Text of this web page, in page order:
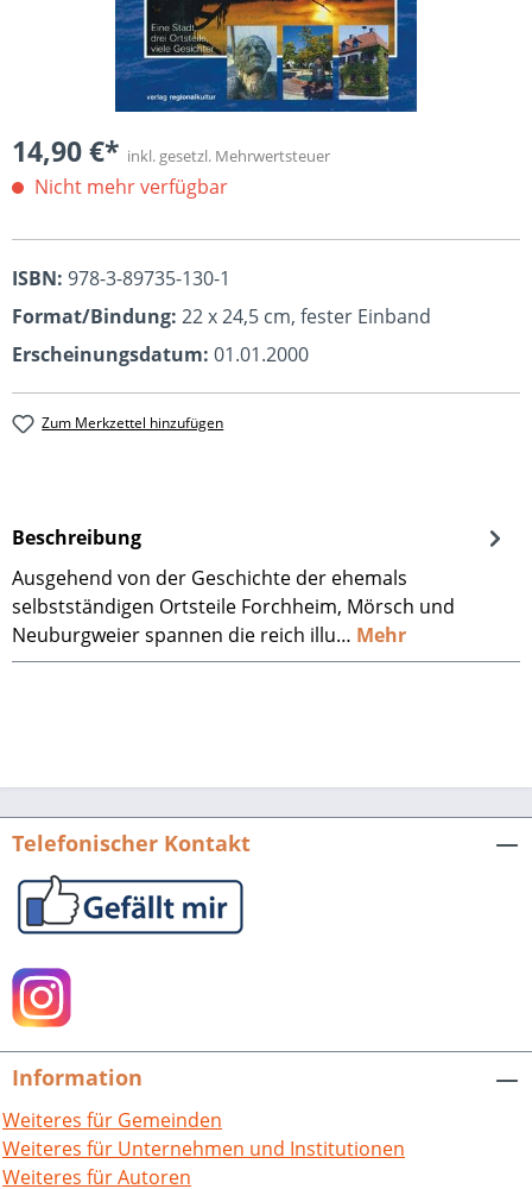
14,90 €* inkl. gesetzl. Mehrwertsteuer
Nicht mehr verfügbar
ISBN: 978-3-89735-130-1
Format/Bindung: 22 x 24,5 cm, fester Einband
Erscheinungsdatum: 01.01.2000
Zum Merkzettel hinzufügen
Beschreibung
Ausgehend von der Geschichte der ehemals
selbstständigen Ortsteile Forchheim, Mörsch und
Neuburgweier spannen die reich illu… Mehr
Telefonischer Kontakt
Information
Weiteres für Gemeinden
Weiteres für Unternehmen und Institutionen
Weiteres für Autoren